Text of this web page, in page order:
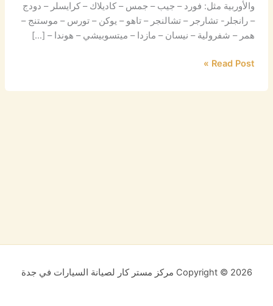
والأوربية مثل: فورد – جيب – جمس – كاديلاك – كرايسلر – دودج
– رانجلر- تشارجر – تشالنجر – تاهو – يوكن – تورس – موستنج –
همر – شفرولية – نيسان – مازدا – ميتسوبيشي – هوندا – […]
Read Post »
Copyright © 2026 مركز مستر كار لصيانة السيارات في جدة